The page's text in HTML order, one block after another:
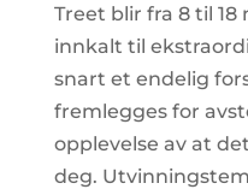
Treet blir fra 8 til
innkalt til
snart et endelig
fremlegges for
opplevelse av at
deg.